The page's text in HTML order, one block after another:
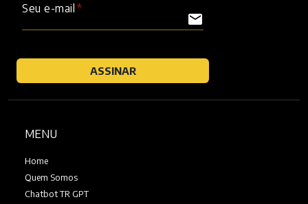
Seu e-mail
mail
ASSINAR
MENU
Home
Quem Somos
Chatbot TR GPT